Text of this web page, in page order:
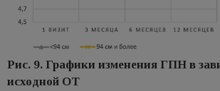
Рис. 9. Графики изменения ГПН в
исходной ОТ